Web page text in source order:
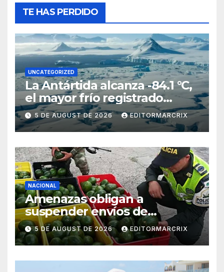
TE HAS PERDIDO
UNCATEGORIZED
La Antártida alcanza -84.1 °C,
el mayor frío registrado
desde 2012
5 DE AUGUST DE 2026 EDITORMARCRIX
NACIONAL
Amenazas obligan a
suspender envíos de
aguacate michoacano a EU
5 DE AUGUST DE 2026 EDITORMARCRIX